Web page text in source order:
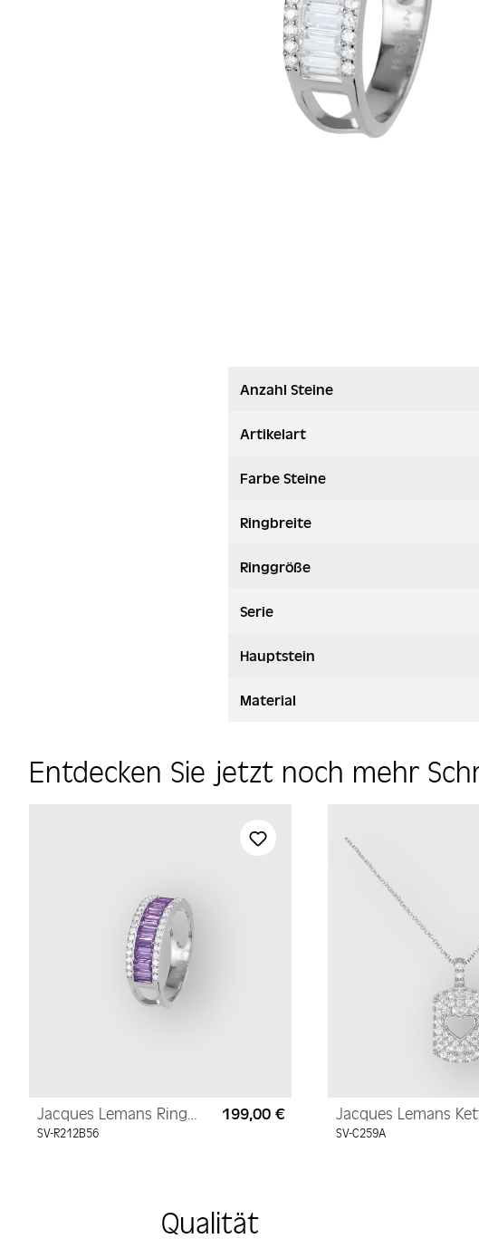
Anzahl Steine
Artikelart
Farbe Steine
Ringbreite
Ringgröße
Serie
Hauptstein
Material
Entdecken Sie jetzt noch mehr
Jacques Lemans Ring
Sterlingsilber mit
SV-R212B56
Regulärer Preis:
199,00 €
Jacques Lemans
"Herz" Sterlingsilber
SV-C259A
Qualität